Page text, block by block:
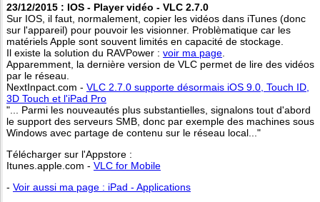
23/12/2015 : IOS - Player vidéo - VLC 2.7.0
Sur IOS, il faut, normalement, copier les vidéos dans iTunes (donc
sur l'appareil) pour pouvoir les visionner. Problèmatique car les
matériels Apple sont souvent limités en capacité de stockage.
Il existe la solution du RAVPower : voir ma page
Apparemment, la dernière version de VLC permet de lire des vidéos
par le réseau.
NextInpact.com - VLC 2.7.0 supporte désormais iOS 9.0, Touch ID,
3D Touch et l'iPad Pro
"... Parmi les nouveautés plus substantielles, signalons tout d'abord
le support des serveurs SMB, donc par exemple des machines sous
Windows avec partage de contenu sur le réseau local..."
Télécharger sur l'Appstore :
Itunes.apple.com - VLC for Mobile
- Voir aussi ma page : iPad - Applications